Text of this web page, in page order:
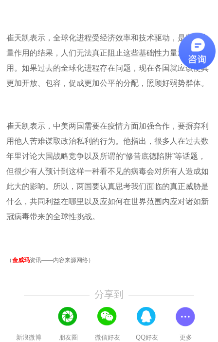
崔天凯表示，全球化进程受经济效率和技术驱动，是客观力
量作用的结果，人们无法真正阻止这些基础性力量发挥作
用。如果过去的全球化进程存在问题，现在各国就应该使其
更加开放、包容，促成更加公平的分配，照顾好弱势群体。
崔天凯表示，中美两国需要在疫情方面加强合作，要摒弃利
用他人苦难谋取政治私利的行为。他指出，很多人在过去数
年里讨论大国战略竞争以及所谓的“修昔底德陷阱”等话题，
但很少有人预计到这样一种看不见的病毒会对所有人造成如
此大的影响。所以，两国要认真思考我们面临的真正威胁是
什么，共同利益在哪里以及应如何在世界范围内应对诸如新
冠病毒带来的全球性挑战。
（金威玛资讯——内容来源网络）
分享到
新浪微博 朋友圈 微信好友 QQ好友 更多